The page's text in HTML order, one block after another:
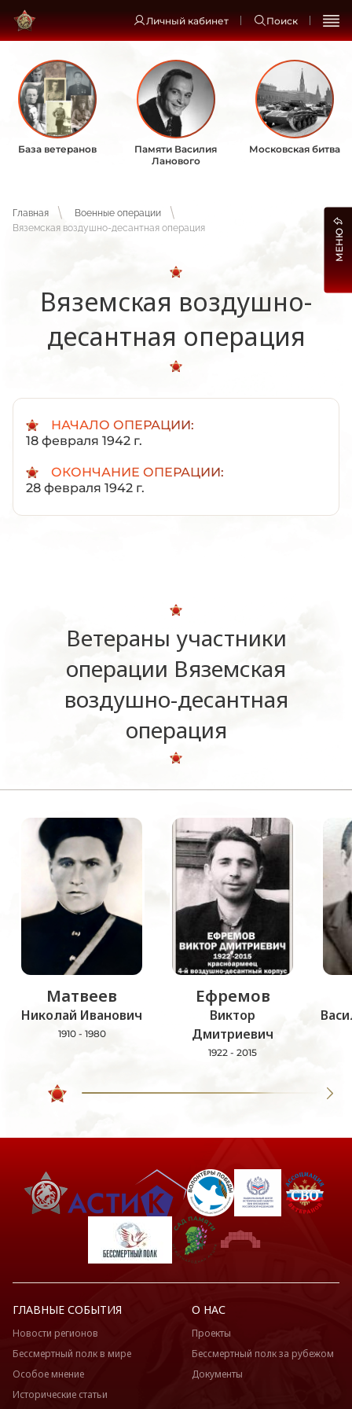
Личный кабинет Поиск
База ветеранов
Памяти Василия
Ланового
Московская битва
Главная
Военные операции
Вяземская воздушно-десантная операция
Вяземская воздушно-
десантная операция
НАЧАЛО ОПЕРАЦИИ:
18 февраля 1942 г.
ОКОНЧАНИЕ ОПЕРАЦИИ:
28 февраля 1942 г.
Ветераны участники
операции Вяземская
воздушно-десантная
операция
Матвеев
Николай Иванович
1910 - 1980
Ефремов
Виктор
Дмитриевич
1922 - 2015
МЕНЮ
ГЛАВНЫЕ СОБЫТИЯ
Новости регионов
Бессмертный полк в мире
Особое мнение
Исторические статьи
О НАС
Проекты
Бессмертный полк за рубежом
Документы